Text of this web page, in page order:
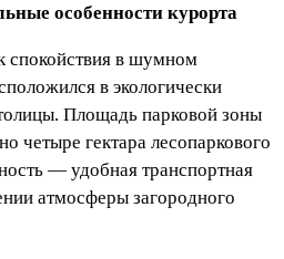
особенности курорта
спокойствия в шумном
в экологически
Площадь парковой зоны
четыре гектара лесопаркового
— удобная транспортная
атмосферы загородного